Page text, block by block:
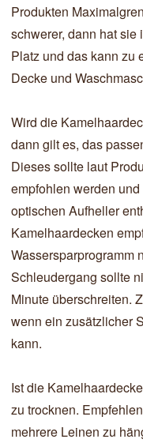
Produkten
schwerer, dann hat sie
Platz und das kann zu
Decke und
Wird die
dann gilt es, das
Dieses sollte laut
empfohlen werden
optischen Aufheller
Kamelhaardecken
Wassersparprogramm
Schleudergang sollte
Minute überschreiten.
wenn ein zusätzlicher
kann.
Ist die
zu trocknen.
mehrere Leinen zu